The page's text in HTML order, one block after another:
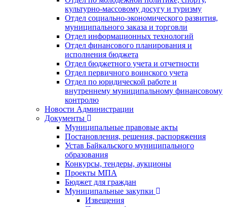
культурно-массовому досугу и туризму
Отдел социально-экономического развития,
муниципального заказа и торговли
Отдел информационных технологий
Отдел финансового планирования и
исполнения бюджета
Отдел бюджетного учета и отчетности
Отдел первичного воинского учета
Отдел по юридической работе и
внутреннему муниципальному финансовому
контролю
Новости Администрации
Документы
Муниципальные правовые акты
Постановления, решения, распоряжения
Устав Байкальского муниципального
образования
Конкурсы, тендеры, аукционы
Проекты МПА
Бюджет для граждан
Муниципальные закупки
Извещения